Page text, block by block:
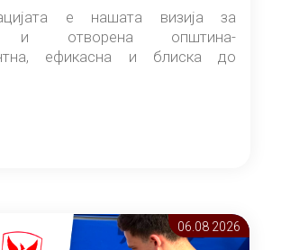
е нашата визија за
и отворена општина-
ефикасна и блиска до
06.08 2026